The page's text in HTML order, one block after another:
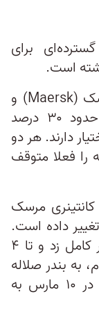
برای
است.
دو شرکت بزرگ کشتیرانی جهان، مرسک (Maersk) و
شرکت کشتیرانی مدیترانه (MSC)، حدود ۳۰ درصد
دارند. هر دو
را فعلا متوقف
مرسک
داده است.
این کشتی در ۲ مارس تقریبا یک دور کامل زد و تا ۴
به بندر صلاله
در عمان بازگشت. این کشتی سپس در ۱۰ مارس به